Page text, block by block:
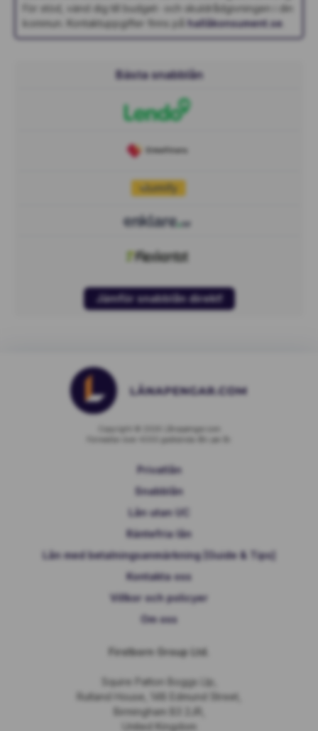
För stöd, vänd dig till budget- och skuldrådgivningen i din
kommun. Kontaktuppgifter finns på hallåkonsument.se
Bästa snabblån
Jämför snabblån direkt!
Privatlån
Snabblån
Lån utan UC
Räntefria lån
Lån med betalningsanmärkning [Guide & Tips]
Kontakta oss
Villkor och policyer
Om oss
Firstborn Group Ltd.
Squire Patton Boggs Llp,
Rutland House, 148 Edmund Street,
Birmingham B3 2JR,
United Kingdom